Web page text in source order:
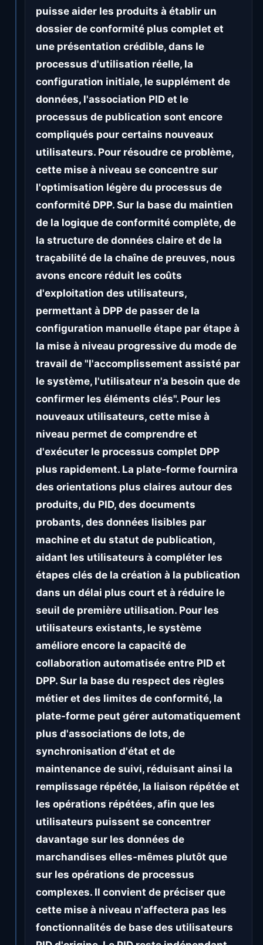
puisse aider les produits à établir un
dossier de conformité plus complet et
une présentation crédible, dans le
processus d'utilisation réelle, la
configuration initiale, le supplément de
données, l'association PID et le
processus de publication sont encore
compliqués pour certains nouveaux
utilisateurs. Pour résoudre ce problème,
cette mise à niveau se concentre sur
l'optimisation légère du processus de
conformité DPP. Sur la base du maintien
de la logique de conformité complète, de
la structure de données claire et de la
traçabilité de la chaîne de preuves, nous
avons encore réduit les coûts
d'exploitation des utilisateurs,
permettant à DPP de passer de la
configuration manuelle étape par étape à
la mise à niveau progressive du mode de
travail de "l'accomplissement assisté par
le système, l'utilisateur n'a besoin que de
confirmer les éléments clés". Pour les
nouveaux utilisateurs, cette mise à
niveau permet de comprendre et
d'exécuter le processus complet DPP
plus rapidement. La plate-forme fournira
des orientations plus claires autour des
produits, du PID, des documents
probants, des données lisibles par
machine et du statut de publication,
aidant les utilisateurs à compléter les
étapes clés de la création à la publication
dans un délai plus court et à réduire le
seuil de première utilisation. Pour les
utilisateurs existants, le système
améliore encore la capacité de
collaboration automatisée entre PID et
DPP. Sur la base du respect des règles
métier et des limites de conformité, la
plate-forme peut gérer automatiquement
plus d'associations de lots, de
synchronisation d'état et de
maintenance de suivi, réduisant ainsi la
remplissage répétée, la liaison répétée et
les opérations répétées, afin que les
utilisateurs puissent se concentrer
davantage sur les données de
marchandises elles-mêmes plutôt que
sur les opérations de processus
complexes. Il convient de préciser que
cette mise à niveau n'affectera pas les
fonctionnalités de base des utilisateurs